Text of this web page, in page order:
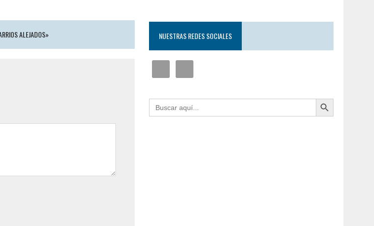
ALEJADOS» NUESTRAS REDES SOCIALES
Buscar: Botón de búsqueda